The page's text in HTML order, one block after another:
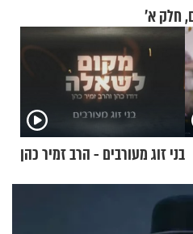
חלק א’
בני זוג מעורבים - הרב זמיר כהן